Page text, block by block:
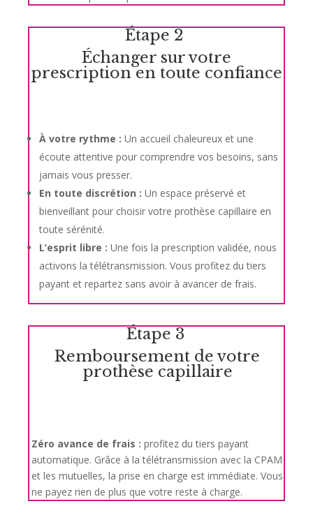
Étape 2
Échanger sur votre
prescription en toute confiance
À votre rythme : Un accueil chaleureux et une
écoute attentive pour comprendre vos besoins, sans
jamais vous presser.
En toute discrétion : Un espace préservé et
bienveillant pour choisir votre prothèse capillaire en
toute sérénité.
L’esprit libre : Une fois la prescription validée, nous
activons la télétransmission. Vous profitez du tiers
payant et repartez sans avoir à avancer de frais.
Étape 3
Remboursement de votre
prothèse capillaire
Zéro avance de frais : profitez du tiers payant
automatique. Grâce à la télétransmission avec la CPAM
et les mutuelles, la prise en charge est immédiate. Vous
ne payez rien de plus que votre reste à charge.